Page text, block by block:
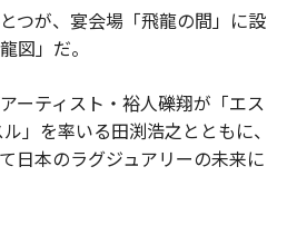
つが、宴会場「飛龍の間」に設
図」だ。
ーティスト・裕人礫翔が「エス
」を率いる田渕浩之とともに、
日本のラグジュアリーの未来に